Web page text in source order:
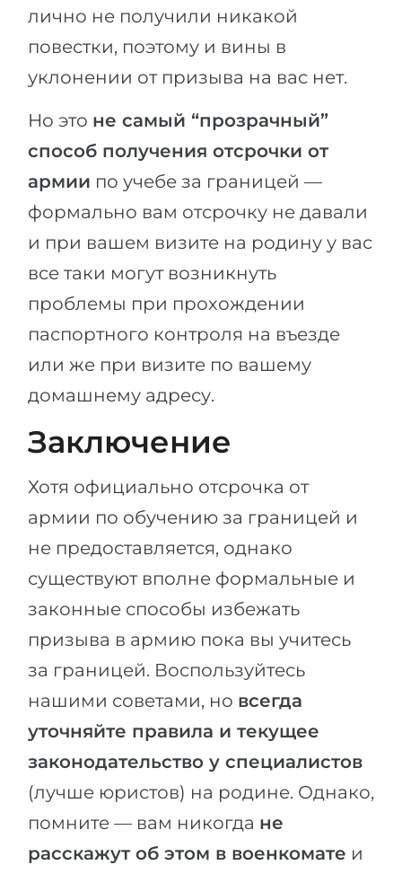
лично не получили никакой
повестки, поэтому и вины в
уклонении от призыва на вас нет.
Но это не самый “прозрачный”
способ получения отсрочки от
армии по учебе за границей —
формально вам отсрочку не давали
и при вашем визите на родину у вас
все таки могут возникнуть
проблемы при прохождении
паспортного контроля на въезде
или же при визите по вашему
домашнему адресу.
Заключение
Хотя официально отсрочка от
армии по обучению за границей и
не предоставляется, однако
существуют вполне формальные и
законные способы избежать
призыва в армию пока вы учитесь
за границей. Воспользуйтесь
нашими советами, но всегда
уточняйте правила и текущее
законодательство у специалистов
(лучше юристов) на родине. Однако,
помните — вам никогда не
расскажут об этом в военкомате и